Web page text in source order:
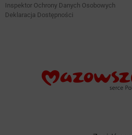
Inspektor Ochrony Danych Osobowych
Deklaracja Dostępności